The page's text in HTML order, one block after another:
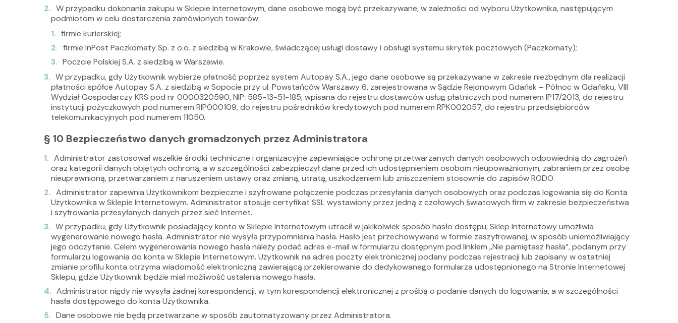
W przypadku dokonania zakupu w Sklepie Internetowym, dane osobowe mogą być przekazywane, w zależności od wyboru Użytkownika, następującym
podmiotom w celu dostarczenia zamówionych towarów:
firmie kurierskiej;
firmie InPost Paczkomaty Sp. z o.o. z siedzibą w Krakowie, świadczącej usługi dostawy i obsługi systemu skrytek pocztowych (Paczkomaty);
Poczcie Polskiej S.A. z siedzibą w Warszawie.
W przypadku, gdy Użytkownik wybierze płatność poprzez system Autopay S.A., jego dane osobowe są przekazywane w zakresie niezbędnym dla realizacji
płatności spółce Autopay S.A. z siedzibą w Sopocie przy ul. Powstańców Warszawy 6, zarejestrowana w Sądzie Rejonowym Gdańsk – Północ w Gdańsku, VIII
Wydział Gospodarczy KRS pod nr 0000320590, NIP: 585-13-51-185; wpisana do rejestru dostawców usług płatniczych pod numerem IP17/2013, do rejestru
instytucji pożyczkowych pod numerem RIP000109, do rejestru pośredników kredytowych pod numerem RPK002057, do rejestru przedsiębiorców
telekomunikacyjnych pod numerem 11050.
§ 10 Bezpieczeństwo danych gromadzonych przez Administratora
Administrator zastosował wszelkie środki techniczne i organizacyjne zapewniające ochronę przetwarzanych danych osobowych odpowiednią do zagrożeń
oraz kategorii danych objętych ochroną, a w szczególności zabezpieczył dane przed ich udostępnieniem osobom nieupoważnionym, zabraniem przez osobę
nieuprawnioną, przetwarzaniem z naruszeniem ustawy oraz zmianą, utratą, uszkodzeniem lub zniszczeniem stosownie do zapisów RODO.
Administrator zapewnia Użytkownikom bezpieczne i szyfrowane połączenie podczas przesyłania danych osobowych oraz podczas logowania się do Konta
Użytkownika w Sklepie Internetowym. Administrator stosuje certyfikat SSL wystawiony przez jedną z czołowych światowych firm w zakresie bezpieczeństwa
i szyfrowania przesyłanych danych przez sieć Internet.
W przypadku, gdy Użytkownik posiadający konto w Sklepie Internetowym utracił w jakikolwiek sposób hasło dostępu, Sklep Internetowy umożliwia
wygenerowanie nowego hasła. Administrator nie wysyła przypomnienia hasła. Hasło jest przechowywane w formie zaszyfrowanej, w sposób uniemożliwiający
jego odczytanie. Celem wygenerowania nowego hasła należy podać adres e-mail w formularzu dostępnym pod linkiem „Nie pamiętasz hasła”, podanym przy
formularzu logowania do konta w Sklepie Internetowym. Użytkownik na adres poczty elektronicznej podany podczas rejestracji lub zapisany w ostatniej
zmianie profilu konta otrzyma wiadomość elektroniczną zawierającą przekierowanie do dedykowanego formularza udostępnionego na Stronie Internetowej
Sklepu, gdzie Użytkownik będzie miał możliwość ustalenia nowego hasła.
Administrator nigdy nie wysyła żadnej korespondencji, w tym korespondencji elektronicznej z prośbą o podanie danych do logowania, a w szczególności
hasła dostępowego do konta Użytkownika.
Dane osobowe nie będą przetwarzane w sposób zautomatyzowany przez Administratora.